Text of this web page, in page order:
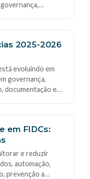
2025-2026
evoluindo em
governança,
documentação e
em FIDCs:
e reduzir
automação,
prevenção a